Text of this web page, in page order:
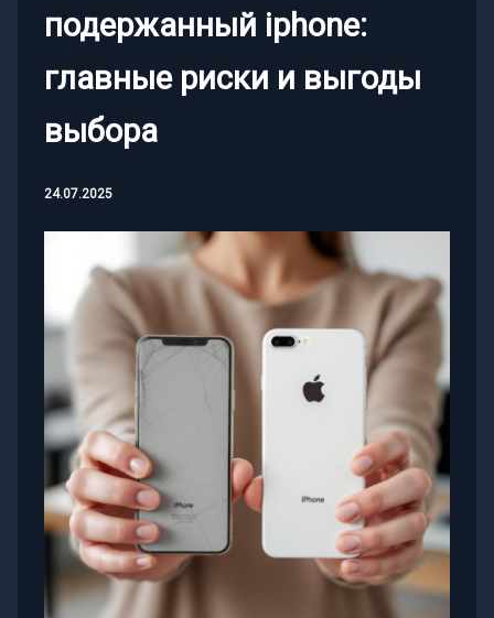
подержанный iphone:
главные риски и выгоды
выбора
24.07.2025